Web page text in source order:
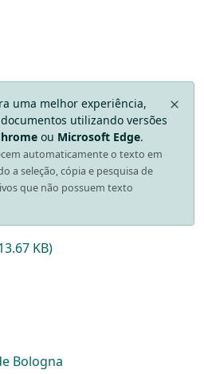
uma melhor experiência,
utilizando versões
ou Microsoft Edge.
automaticamente o texto em
a seleção, cópia e pesquisa de
que não possuem texto
KB)
Bologna